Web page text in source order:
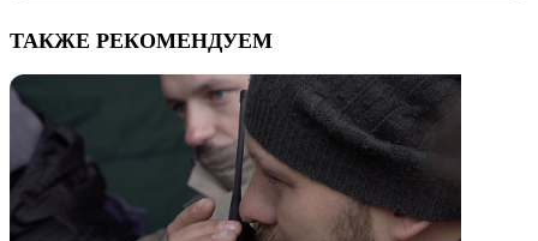
ТАКЖЕ РЕКОМЕНДУЕМ